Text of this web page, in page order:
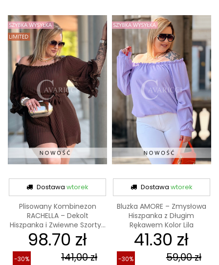
Dostawawtorek
Plisowany Kombinezon
RACHELLA – Dekolt
Hiszpanka i Zwiewne Szorty...
98.70 zł
141,00 zł
-30%
Dostawa wtorek
Bluzka AMORE – Zmysłowa
Hiszpanka z Długim
Rękawem Kolor Lila
41.30 zł
59,00 zł
-30%